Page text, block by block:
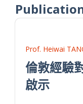
Prof. Heiwai
倫敦經驗
啟示